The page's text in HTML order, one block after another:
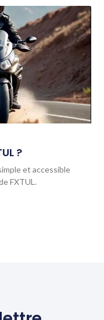
?
et accessible
FXTUL.